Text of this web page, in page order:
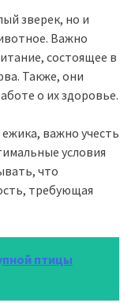
зверек, но и
Важно
состоящее в
Также, они
о их здоровье.
важно учесть
условия
что
требующая
птицы